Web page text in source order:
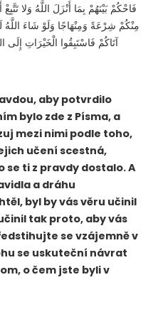
فَاحْكُمْ بَيْنَهُمْ بِمَا أَنْزَلَ اللَّهُ وَلا
مِنْكُمْ شِرْعَةً وَمِنْهَاجًا وَلَوْ شَاءَ
آتَاكُمْ فَاسْتَبِقُوا الْخَيْرَاتِ إِلَى
aby potvrdilo
bylo zde z Písma, a
mezi nimi podle toho,
učení scestná,
se ti z pravdy dostalo. A
a dráhu
byl by vás věru učinil
tak proto, aby vás
se vzájemně v
se uskuteční návrat
o čem jste byli v